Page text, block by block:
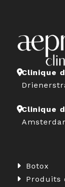
Clinique
Clinique
Botox
Produits